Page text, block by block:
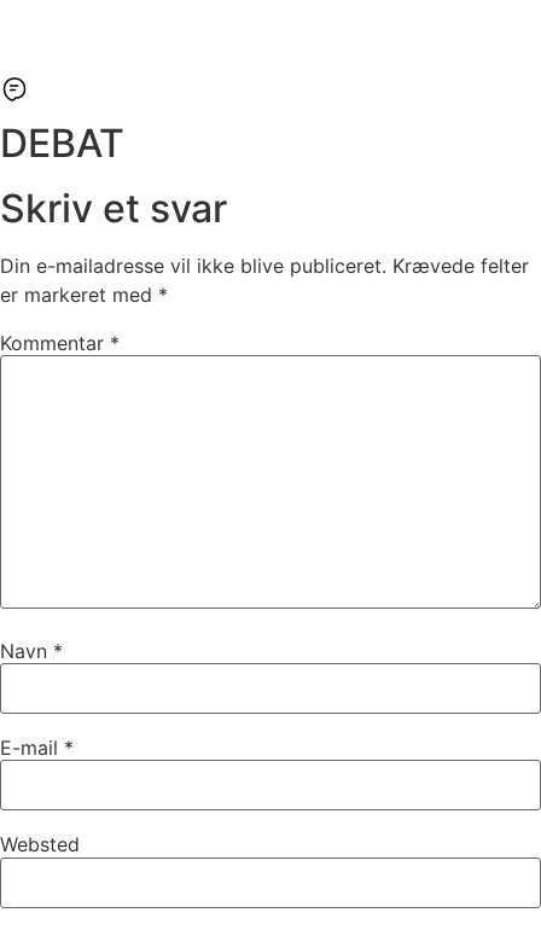
DEBAT
Skriv et svar
Din e-mailadresse vil ikke blive publiceret. Krævede felter
er markeret med *
Kommentar *
Navn *
E-mail *
Websted